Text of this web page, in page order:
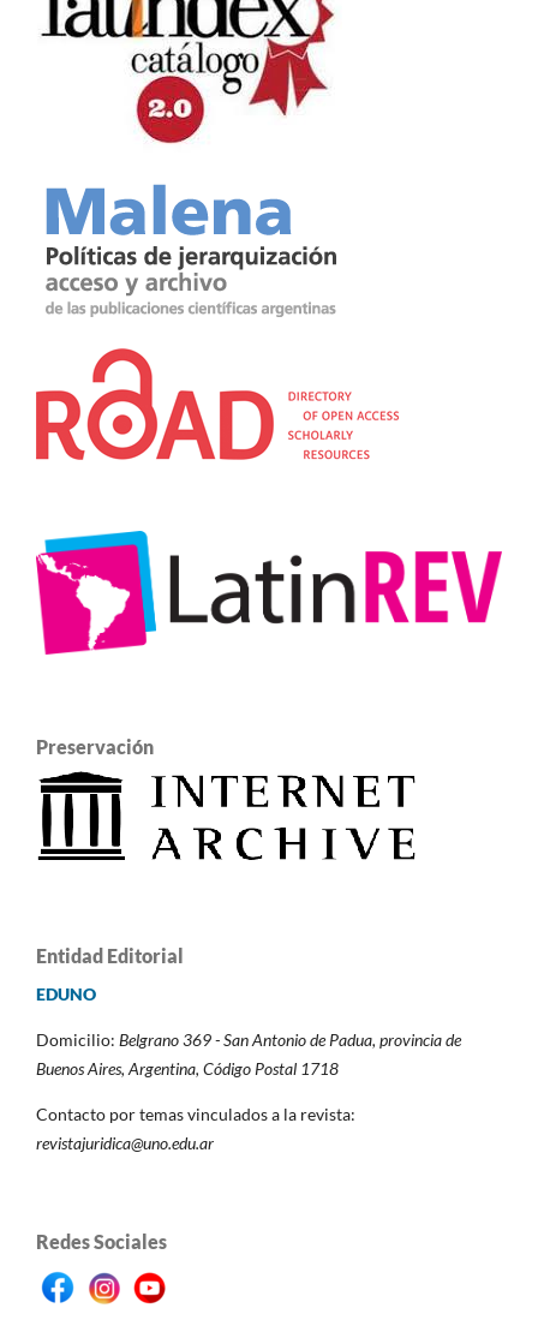
Preservación
Entidad Editorial
EDUNO
Domicilio: Belgrano 369 - San Antonio de Padua, provincia de
Buenos Aires, Argentina, Código Postal 1718
Contacto por temas vinculados a la revista:
revistajuridica@uno.edu.ar
Redes Sociales